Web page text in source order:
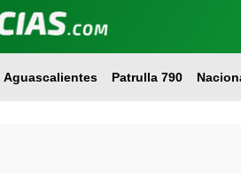
Aguascalientes Patrulla 790